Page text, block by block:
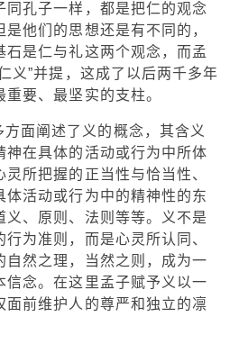
同孔子一样，都是把仁的观念
他们的思想还是有不同的，
石是仁与礼这两个观念，而孟
义”并提，这成了以后两千多年
要、最坚实的支柱。
面阐述了义的概念，其含义
神在具体的活动或行为中所体
所把握的正当性与恰当性、
体活动或行为中的精神性的东
义、原则、法则等等。义不是
为准则，而是心灵所认同、
自然之理，当然之则，成为一
信念。在这里孟子赋予义以一
面前维护人的尊严和独立的凛